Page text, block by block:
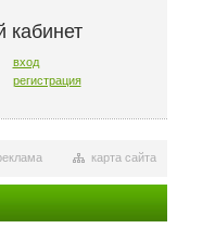
кабинет
вход
регистрация
карта сайта